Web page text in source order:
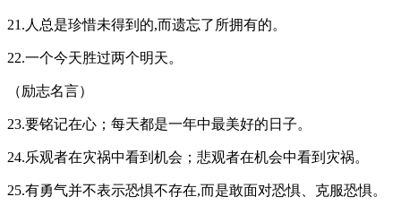
21.人总是珍惜未得到的,而遗忘了所拥有的。
22.一个今天胜过两个明天。
（励志名言）
23.要铭记在心；每天都是一年中最美好的日子。
24.乐观者在灾祸中看到机会；悲观者在机会中看到灾祸。
25.有勇气并不表示恐惧不存在,而是敢面对恐惧、克服恐惧。